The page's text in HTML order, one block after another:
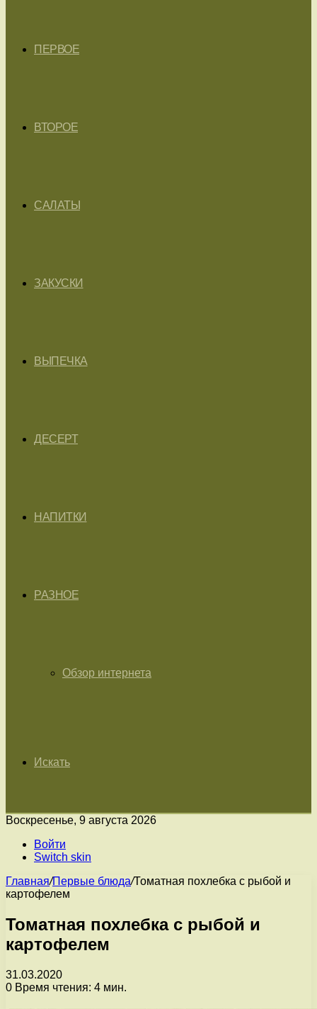
ПЕРВОЕ
ВТОРОЕ
САЛАТЫ
ЗАКУСКИ
ВЫПЕЧКА
ДЕСЕРТ
НАПИТКИ
РАЗНОЕ
Обзор интернета
Искать
Воскресенье, 9 августа 2026
Войти
Switch skin
Главная/Первые блюда/Томатная похлебка с рыбой и
картофелем
Томатная похлебка с рыбой и
картофелем
31.03.2020
0 Время чтения: 4 мин.